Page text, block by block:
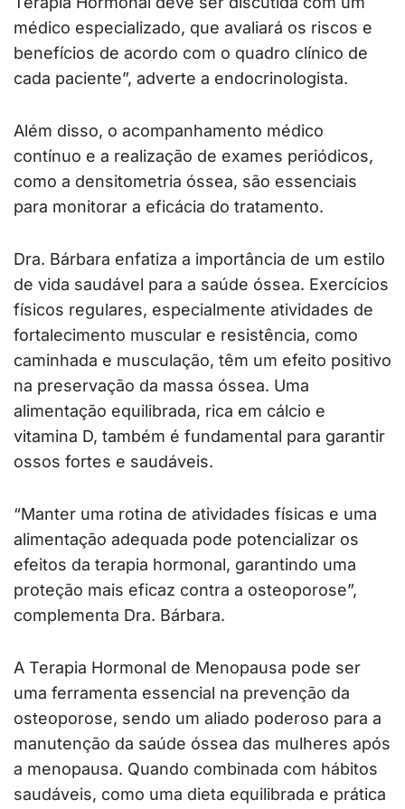
médico especializado, que avaliará os riscos e
benefícios de acordo com o quadro clínico de
cada paciente”, adverte a endocrinologista.
Além disso, o acompanhamento médico
contínuo e a realização de exames periódicos,
como a densitometria óssea, são essenciais
para monitorar a eficácia do tratamento.
Dra. Bárbara enfatiza a importância de um estilo
de vida saudável para a saúde óssea. Exercícios
físicos regulares, especialmente atividades de
fortalecimento muscular e resistência, como
caminhada e musculação, têm um efeito positivo
na preservação da massa óssea. Uma
alimentação equilibrada, rica em cálcio e
vitamina D, também é fundamental para garantir
ossos fortes e saudáveis.
“Manter uma rotina de atividades físicas e uma
alimentação adequada pode potencializar os
efeitos da terapia hormonal, garantindo uma
proteção mais eficaz contra a osteoporose”,
complementa Dra. Bárbara.
A Terapia Hormonal de Menopausa pode ser
uma ferramenta essencial na prevenção da
osteoporose, sendo um aliado poderoso para a
manutenção da saúde óssea das mulheres após
a menopausa. Quando combinada com hábitos
saudáveis, como uma dieta equilibrada e prática